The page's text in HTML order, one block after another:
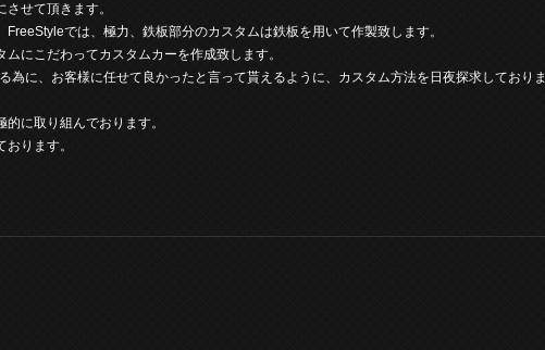
せて頂きます。
では、極力、鉄板部分のカスタムは鉄板を用いて作製致します。
にこだわってカスタムカーを作成致します。
に、お客様に任せて良かったと言って貰えるように、カスタム方法を日夜探求しておりま
に取り組んでおります。
ります。